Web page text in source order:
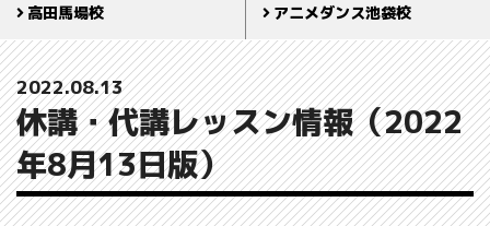
高田馬場校 アニメダンス池袋校
2022.08.13
休講・代講レッスン情報（2022
年8月13日版）